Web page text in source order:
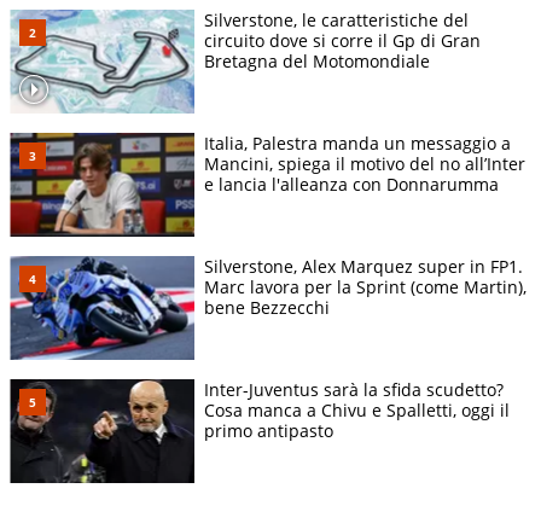
Silverstone, le caratteristiche del
circuito dove si corre il Gp di Gran
Bretagna del Motomondiale
Italia, Palestra manda un messaggio a
Mancini, spiega il motivo del no all’Inter
e lancia l'alleanza con Donnarumma
Silverstone, Alex Marquez super in FP1.
Marc lavora per la Sprint (come Martin),
bene Bezzecchi
Inter-Juventus sarà la sfida scudetto?
Cosa manca a Chivu e Spalletti, oggi il
primo antipasto